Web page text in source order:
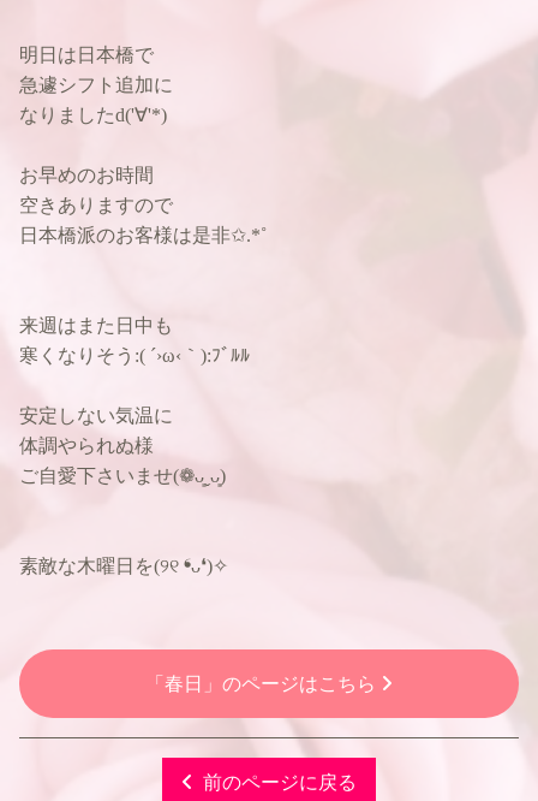
明日は日本橋で
急遽シフト追加に
なりましたd('∀'*)
お早めのお時間
空きありますので
日本橋派のお客様は是非✩.*˚
来週はまた日中も
寒くなりそう:( ´›ω‹｀):ﾌﾞﾙﾙ
安定しない気温に
体調やられぬ様
ご自愛下さいませ(❁ᴗ͈ˬᴗ͈)
素敵な木曜日を(୨୧ ❛ᴗ❛)✧
「春日」のページはこちら
前のページに戻る